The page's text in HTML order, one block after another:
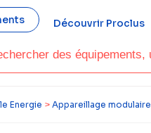
Découvrir Proclus
Energie > Appareillage modulaire